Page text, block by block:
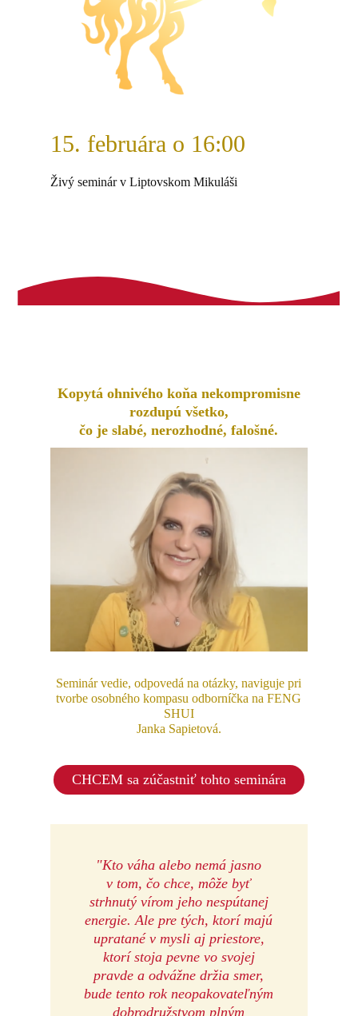
15. februára o 16:00
Živý seminár v Liptovskom Mikuláši
Kopytá ohnivého koňa nekompromisne
rozdupú všetko,
čo je slabé, nerozhodné, falošné.
Seminár vedie, odpovedá na otázky, naviguje pri
tvorbe osobného kompasu odborníčka na FENG
SHUI
Janka Sapietová.
CHCEM sa zúčastniť tohto seminára
"Kto váha alebo nemá jasno
v tom, čo chce, môže byť
strhnutý vírom jeho nespútanej
energie. Ale pre tých, ktorí majú
upratané v mysli aj priestore,
ktorí stoja pevne vo svojej
pravde a odvážne držia smer,
bude tento rok neopakovateľným
dobrodružstvom plným